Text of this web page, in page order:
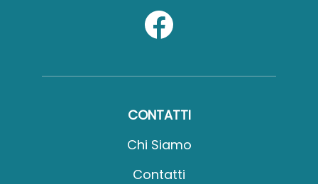
CONTATTI
Chi Siamo
Contatti